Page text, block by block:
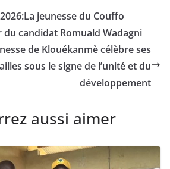
jeunesse du Couffo
du candidat Romuald Wadagni
de Klouékanmè célèbre ses
sous le signe de l’unité et du
développement
aussi aimer